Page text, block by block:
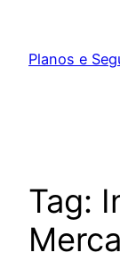
Planos e
Tag: